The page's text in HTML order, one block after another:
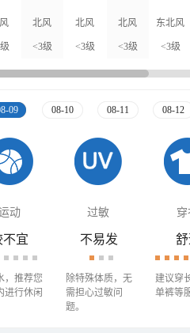
北风
<3级
北风
<3级
北风
<3级
东北风
<3级
09 08-10 08-11 08-12
动 过敏 穿
不宜
，推荐您
进行休闲
不易发
除特殊体质，无
需担心过敏问
题。
建议穿
单裤等